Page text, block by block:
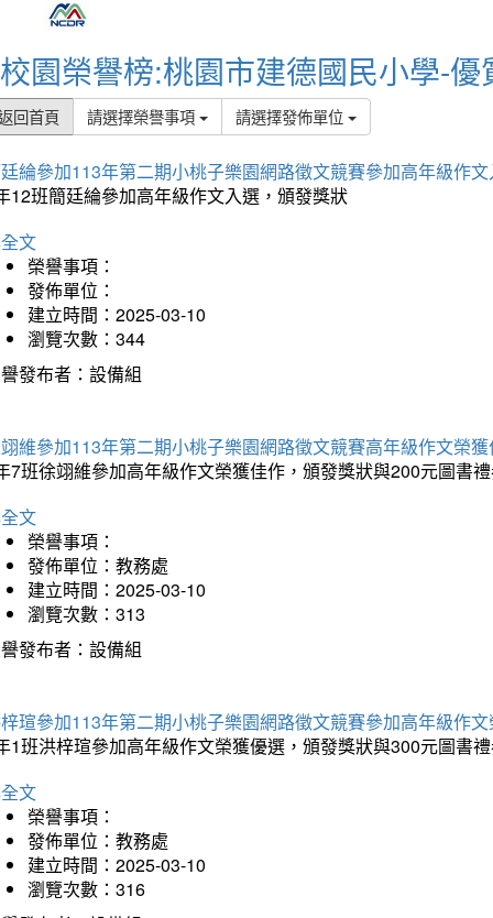
校園榮譽榜:桃園市建德國民小學-優
回首頁 請選擇榮譽事項 請選擇發佈單位
綸參加113年第二期小桃子樂園網路徵文競賽參加高年級作
12班簡廷綸參加高年級作文入選，頒發獎狀
文
榮譽事項：
發佈單位：
建立時間：2025-03-10
瀏覽次數：344
發布者：設備組
維參加113年第二期小桃子樂園網路徵文競賽高年級作文榮
7班徐翊維參加高年級作文榮獲佳作，頒發獎狀與200元圖書
文
榮譽事項：
發佈單位：教務處
建立時間：2025-03-10
瀏覽次數：313
發布者：設備組
瑄參加113年第二期小桃子樂園網路徵文競賽參加高年級作
1班洪梓瑄參加高年級作文榮獲優選，頒發獎狀與300元圖書
文
榮譽事項：
發佈單位：教務處
建立時間：2025-03-10
瀏覽次數：316